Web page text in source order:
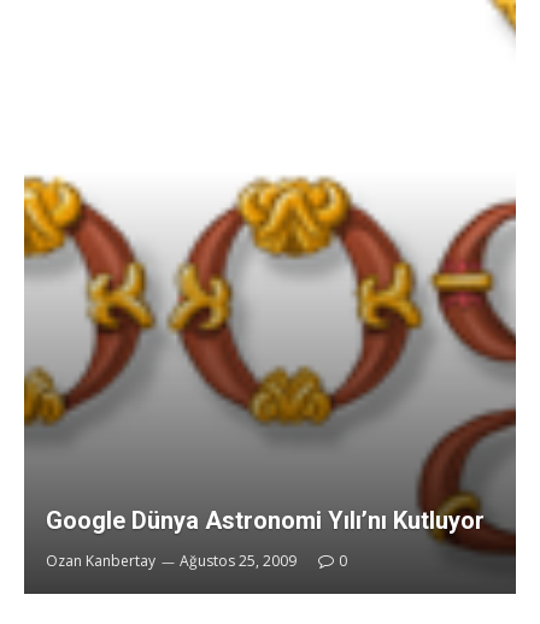
Google Dünya Astronomi Yılı’nı Kutluyor
Ozan Kanbertay Ağustos 25, 2009 0